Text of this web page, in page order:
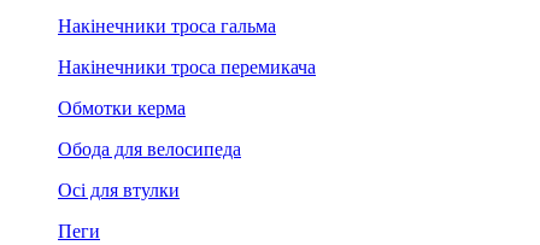
Накінечники троса гальма
Накінечники троса перемикача
Обмотки керма
Обода для велосипеда
Осі для втулки
Пеги